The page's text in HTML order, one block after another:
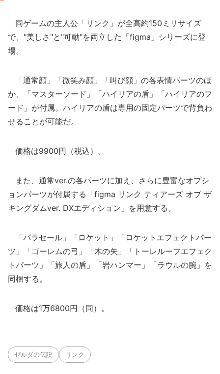
同ゲームの主人公「リンク」が全高約150ミリサイズ
で、"美しさ"と"可動"を両立した「figma」シリーズに登
場。
「通常顔」「微笑み顔」「叫び顔」の各表情パーツのほ
か、「マスターソード」「ハイリアの盾」「ハイリアのフ
ード」が付属。ハイリアの盾は専用の固定パーツで背負わ
せることが可能だ。
価格は9900円（税込）。
また、通常ver.の各パーツに加え、さらに豊富なオプシ
ョンパーツが付属する「figma リンク ティアーズ オブ ザ
キングダムver. DXエディション」を用意する。
「パラセール」「ロケット」「ロケットエフェクトパー
ツ」「ゴーレムの弓」「木の矢」「トーレルーフエフェク
トパーツ」「旅人の盾」「岩ハンマー」「ラウルの腕」を
同梱する。
価格は1万6800円（同）。
ゼルダの伝説 リンク